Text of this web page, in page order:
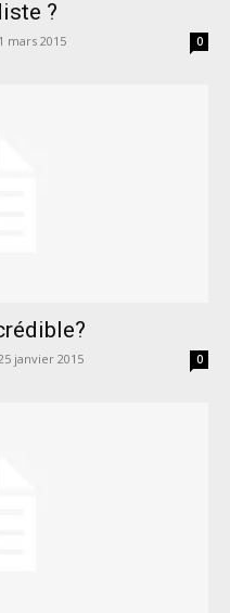
?
1 mars 2015 0
janvier 2015 0